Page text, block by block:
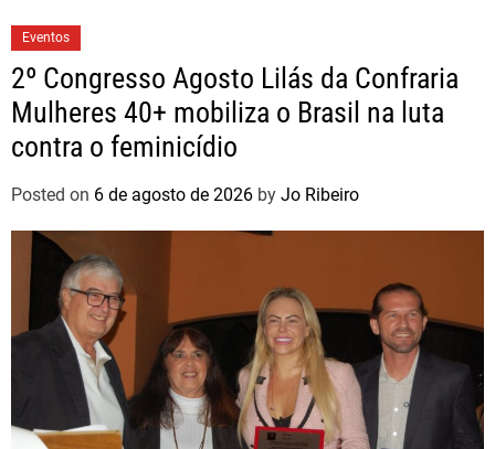
Eventos
2º Congresso Agosto Lilás da Confraria
Mulheres 40+ mobiliza o Brasil na luta
contra o feminicídio
Posted on 6 de agosto de 2026 by Jo Ribeiro